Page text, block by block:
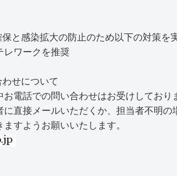
と感染拡大の防止のため以下の対策を実
レワークを推奨
せについて
電話での問い合わせはお受けしており
直接メールいただくか、担当者不明の
すようお願いいたします。